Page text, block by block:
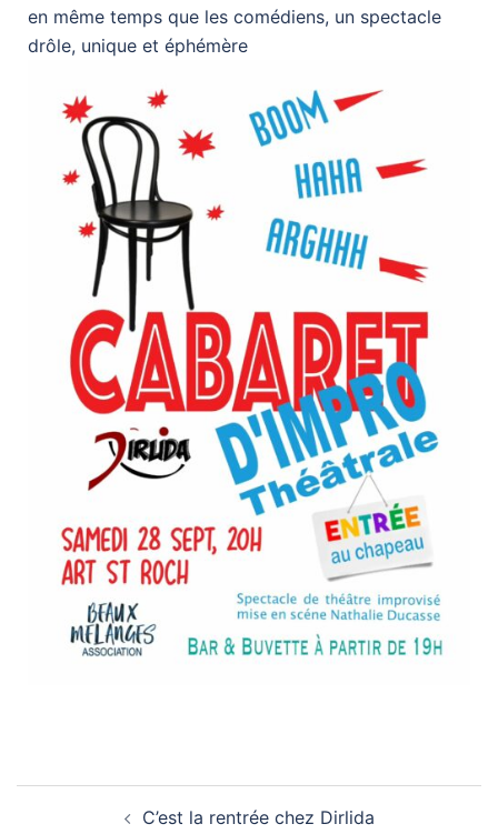
en même temps que les comédiens, un spectacle
drôle, unique et éphémère
C’est la rentrée chez Dirlida